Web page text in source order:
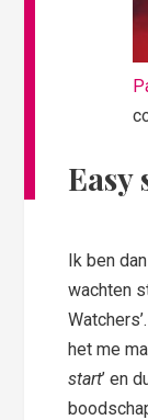
Easy
Ik ben
wachten
het me
start’ en